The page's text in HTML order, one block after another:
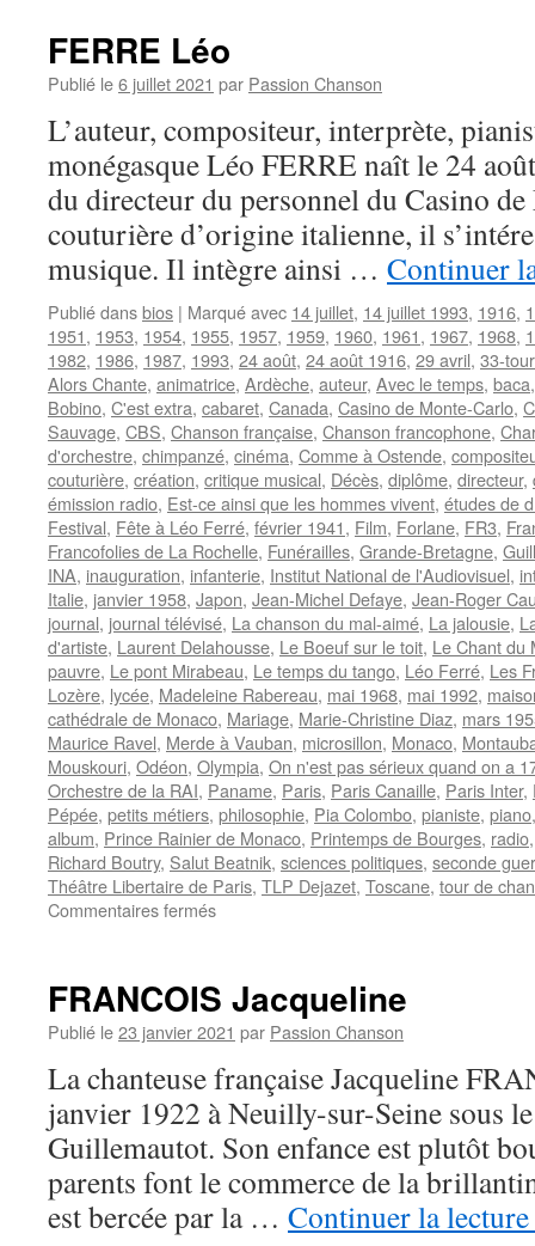
FERRE Léo
Publié le6 juillet 2021 par Passion Chanson
L’auteur, compositeur, interprète,
monégasque Léo FERRE naît le 24
du directeur du personnel du Casino
couturière d’origine italienne, il
musique. Il intègre ainsi … Continuer
Publié dansbios | Marqué avec 14 juillet, 14 juillet 1993, 1916,
1951, 1953, 1954, 1955, 1957, 1959, 1960, 1961, 1967, 1968,
1982, 1986, 1987, 1993, 24 août, 24 août 1916, 29 avril, 33-
Alors Chante, animatrice, Ardèche, auteur, Avec le temps, baca
Bobino, C'est extra, cabaret, Canada, Casino de Monte-Carlo,
Sauvage, CBS, Chanson française, Chanson francophone,
d'orchestre, chimpanzé, cinéma, Comme à Ostende,
couturière, création, critique musical, Décès, diplôme, directeur,
émission radio, Est-ce ainsi que les hommes vivent, études de
Festival, Fête à Léo Ferré, février 1941, Film, Forlane, FR3,
Francofolies de La Rochelle, Funérailles, Grande-Bretagne,
INA, inauguration, infanterie, Institut National de l'Audiovisuel,
Italie, janvier 1958, Japon, Jean-Michel Defaye, Jean-Roger
journal, journal télévisé, La chanson du mal-aimé, La jalousie,
d'artiste, Laurent Delahousse, Le Boeuf sur le toit, Le Chant du
pauvre, Le pont Mirabeau, Le temps du tango, Léo Ferré, Les
Lozère, lycée, Madeleine Rabereau, mai 1968, mai 1992,
cathédrale de Monaco, Mariage, Marie-Christine Diaz, mars
Maurice Ravel, Merde à Vauban, microsillon, Monaco,
Mouskouri, Odéon, Olympia, On n'est pas sérieux quand on a
Orchestre de la RAI, Paname, Paris, Paris Canaille, Paris Inter,
Pépée, petits métiers, philosophie, Pia Colombo, pianiste, piano
album, Prince Rainier de Monaco, Printemps de Bourges, radio
Richard Boutry, Salut Beatnik, sciences politiques, seconde
Théâtre Libertaire de Paris, TLP Dejazet, Toscane, tour de
Commentaires ferméssur
FRANCOIS Jacqueline
Publié le23 janvier 2021 par Passion Chanson
La chanteuse française Jacqueline
janvier 1922 à Neuilly-sur-Seine sous
Guillemautot. Son enfance est plutôt
parents font le commerce de la
est bercée par la … Continuer la lecture